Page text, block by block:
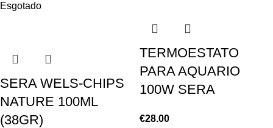
Esgotado
SERA WELS-CHIPS
NATURE 100ML
(38GR)
TERMOESTATO
PARA AQUARIO
100W SERA
€28.00